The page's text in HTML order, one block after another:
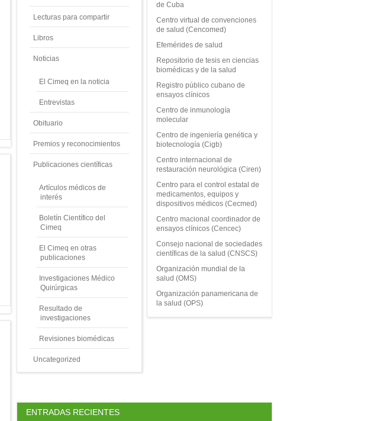
Lecturas para compartir
Libros
Noticias
El Cimeq en la noticia
Entrevistas
Obituario
Premios y reconocimientos
Publicaciones científicas
Artículos médicos de
interés
Boletín Científico del
Cimeq
El Cimeq en otras
publicaciones
Investigaciones Médico
Quirúrgicas
Resultado de
investigaciones
Revisiones biomédicas
Uncategorized
de Cuba
Centro virtual de convenciones
de salud (Cencomed)
Efemérides de salud
Repositorio de tesis en ciencias
biomédicas y de la salud
Registro público cubano de
ensayos clínicos
Centro de inmunología
molecular
Centro de ingeniería genética y
biotecnología (Cigb)
Centro internacional de
restauración neurológica (Ciren)
Centro para el control estatal de
medicamentos, equipos y
dispositivos médicos (Cecmed)
Centro macional coordinador de
ensayos clínicos (Cencec)
Consejo nacional de sociedades
científicas de la salud (CNSCS)
Organización mundial de la
salud (OMS)
Organización panamericana de
la salud (OPS)
ENTRADAS RECIENTES